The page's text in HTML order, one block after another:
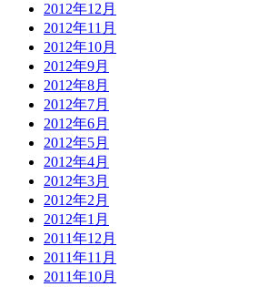
2012年12月
2012年11月
2012年10月
2012年9月
2012年8月
2012年7月
2012年6月
2012年5月
2012年4月
2012年3月
2012年2月
2012年1月
2011年12月
2011年11月
2011年10月